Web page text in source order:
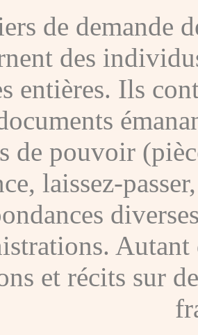
de demande
des
entières. Ils
de pouvoir
laissez-
Autant
et récits sur